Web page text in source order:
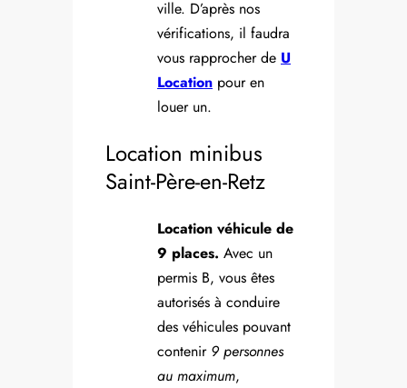
ville. D’après nos
vérifications, il faudra
vous rapprocher de U
Location pour en
louer un.
Location minibus
Saint-Père-en-Retz
Location véhicule de
9 places. Avec un
permis B, vous êtes
autorisés à conduire
des véhicules pouvant
contenir 9 personnes
au maximum,